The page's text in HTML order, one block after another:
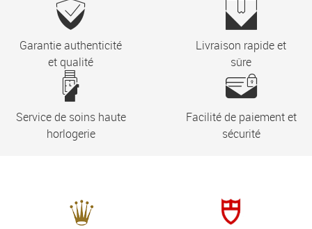
Garantie authenticité
et qualité
Livraison rapide et
sûre
Service de soins haute
horlogerie
Facilité de paiement et
sécurité